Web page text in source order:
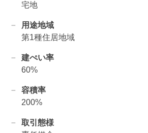
宅地
用途地域
第1種住居地域
建ぺい率
60%
容積率
200%
取引態様